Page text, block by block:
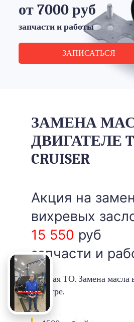
от 7000 руб
запчасти и работы
ЗАПИСАТЬСЯ
ЗАМЕНА
ДВИГАТЕЛЕ
CRUISER
Акция на
вихревых
15 550 руб
запчасти и
Базовая ТО. Замена масла
фильтре.